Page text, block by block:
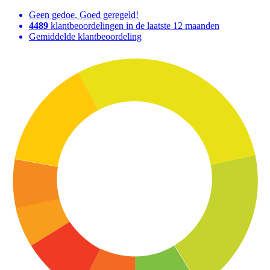
Geen gedoe. Goed geregeld!
4489 klantbeoordelingen in de laatste 12 maanden
Gemiddelde klantbeoordeling